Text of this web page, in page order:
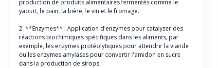
production de produits alimentaires fermentés comme le
yaourt, le pain, la bière, le vin et le fromage.
2. **Enzymes** : Application d'enzymes pour catalyser des
réactions biochimiques spécifiques dans les aliments, par
exemple, les enzymes protéolytiques pour attendrir la viande
ou les enzymes amylases pour convertir l'amidon en sucre
dans la production de sirops.